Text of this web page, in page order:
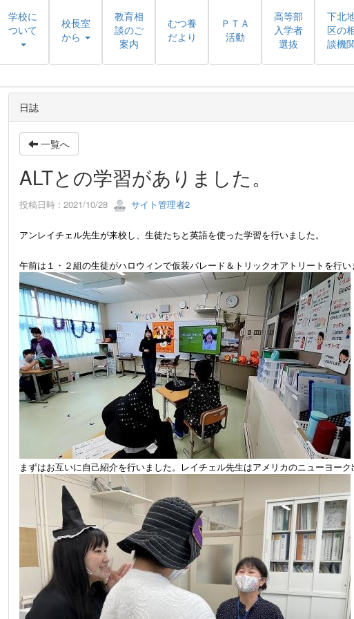
学校に
ついて
校長室
から
教育相
談のご
案内
むつ養
だより
ＰＴＡ
活動
高等部
入学者
選抜
下北
区の
談機
日誌
一覧へ
ALTとの学習がありました。
投稿日時 : 2021/10/28 サイト管理者2
アンレイチェル先生が来校し、生徒たちと英語を使った学習を行いました。
午前は１・２組の生徒がハロウィンで仮装パレード＆トリックオアトリートを行い
まずはお互いに自己紹介を行いました。レイチェル先生はアメリカのニューヨーク